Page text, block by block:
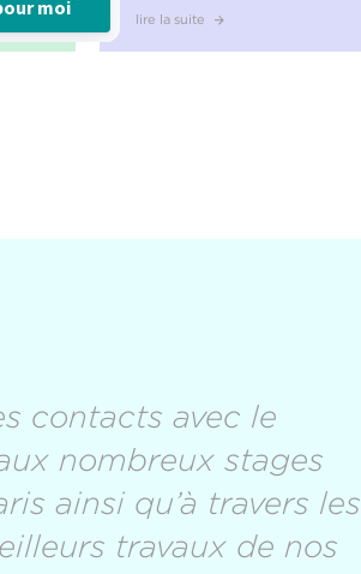
lire la suite
contacts avec le
nombreux stages
ainsi qu’à travers les
travaux de nos